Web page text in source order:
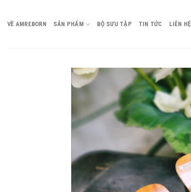
VỀ AMREBORN SẢN PHẨM BỘ SƯU TẬP TIN TỨC LIÊN HỆ